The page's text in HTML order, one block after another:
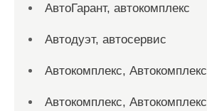
АвтоГарант, автокомплекс
Автодуэт, автосервис
Автокомплекс, Автокомплекс
Автокомплекс, Автокомплекс